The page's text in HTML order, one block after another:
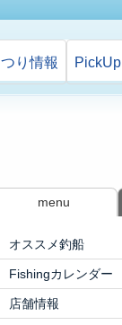
つり情報 PickUp
menu
オススメ釣船
Fishingカレンダー
店舗情報